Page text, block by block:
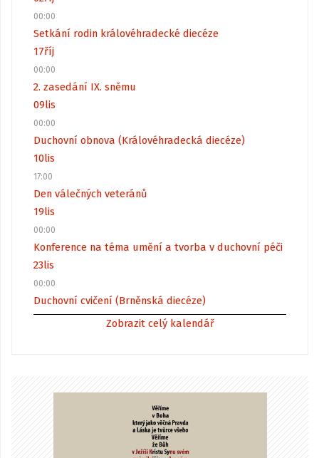
00:00
Setkání rodin královéhradecké diecéze
17říj
00:00
2. zasedání IX. sněmu
09lis
00:00
Duchovní obnova (Královéhradecká diecéze)
10lis
17:00
Den válečných veteránů
19lis
00:00
Konference na téma umění a tvorba v duchovní péči
23lis
00:00
Duchovní cvičení (Brněnská diecéze)
Zobrazit celý kalendář